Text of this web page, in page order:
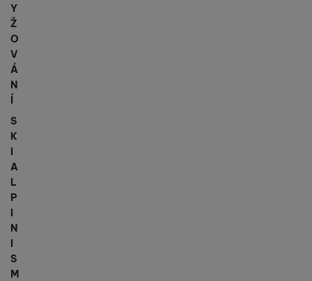
Y
Ž
O
V
Á
N
Í
S
K
I
A
L
P
I
N
I
S
M